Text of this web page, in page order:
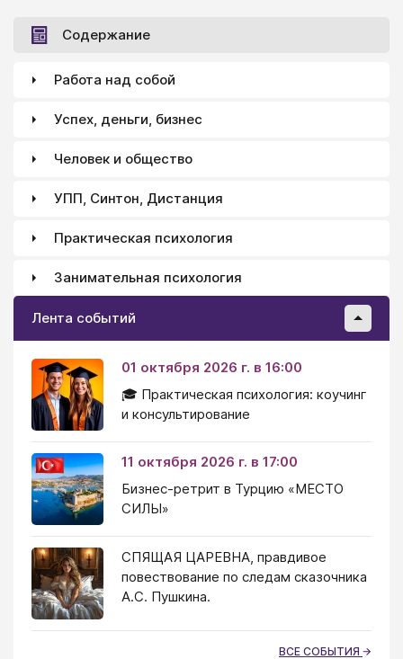
Содержание
Работа над собой
Успех, деньги, бизнес
Человек и общество
УПП, Синтон, Дистанция
Практическая психология
Занимательная психология
Лента событий
01 октября 2026 г. в 16:00
🎓 Практическая психология: коучинг
и консультирование
11 октября 2026 г. в 17:00
Бизнес-ретрит в Турцию «МЕСТО
СИЛЫ»
СПЯЩАЯ ЦАРЕВНА, правдивое
повествование по следам сказочника
А.С. Пушкина.
ВСЕ СОБЫТИЯ